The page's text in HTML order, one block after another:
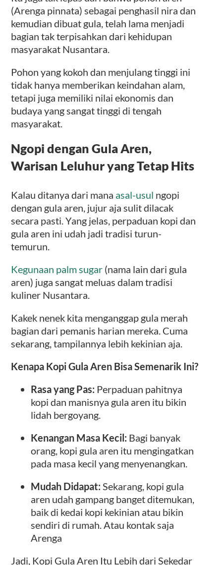
(Arenga pinnata) sebagai penghasil nira dan
kemudian dibuat gula, telah lama menjadi
bagian tak terpisahkan dari kehidupan
masyarakat Nusantara.
Pohon yang kokoh dan menjulang tinggi ini
tidak hanya memberikan keindahan alam,
tetapi juga memiliki nilai ekonomis dan
budaya yang sangat tinggi di tengah
masyarakat.
Ngopi dengan Gula Aren,
Warisan Leluhur yang Tetap Hits
Kalau ditanya dari mana asal-usul ngopi
dengan gula aren, jujur aja sulit dilacak
secara pasti. Yang jelas, perpaduan kopi dan
gula aren ini udah jadi tradisi turun-
temurun.
Kegunaan palm sugar (nama lain dari gula
aren) juga sangat meluas dalam tradisi
kuliner Nusantara.
Kakek nenek kita menganggap gula merah
bagian dari pemanis harian mereka. Cuma
sekarang, tampilannya lebih kekinian aja.
Kenapa Kopi Gula Aren Bisa Semenarik Ini?
Rasa yang Pas: Perpaduan pahitnya
kopi dan manisnya gula aren itu bikin
lidah bergoyang.
Kenangan Masa Kecil: Bagi banyak
orang, kopi gula aren itu mengingatkan
pada masa kecil yang menyenangkan.
Mudah Didapat: Sekarang, kopi gula
aren udah gampang banget ditemukan,
baik di kedai kopi kekinian atau bikin
sendiri di rumah. Atau kontak saja
Arenga
Jadi, Kopi Gula Aren Itu Lebih dari Sekedar